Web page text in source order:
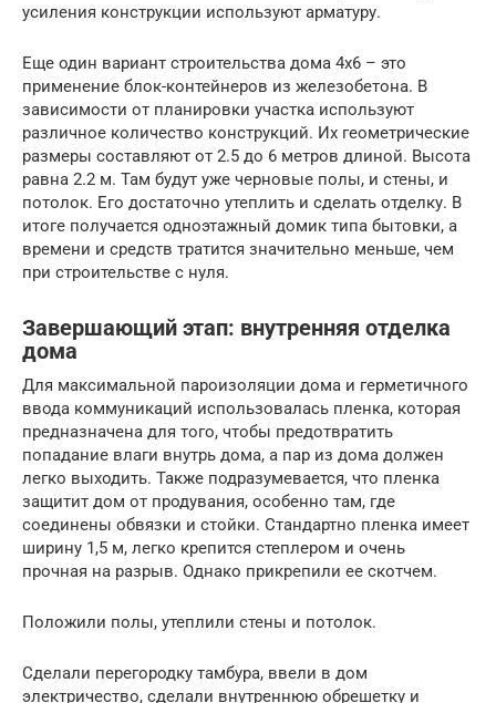
усиления конструкции используют арматуру.
Еще один вариант строительства дома 4х6 – это
применение блок-контейнеров из железобетона. В
зависимости от планировки участка используют
различное количество конструкций. Их геометрические
размеры составляют от 2.5 до 6 метров длиной. Высота
равна 2.2 м. Там будут уже черновые полы, и стены, и
потолок. Его достаточно утеплить и сделать отделку. В
итоге получается одноэтажный домик типа бытовки, а
времени и средств тратится значительно меньше, чем
при строительстве с нуля.
Завершающий этап: внутренняя отделка
дома
Для максимальной пароизоляции дома и герметичного
ввода коммуникаций использовалась пленка, которая
предназначена для того, чтобы предотвратить
попадание влаги внутрь дома, а пар из дома должен
легко выходить. Также подразумевается, что пленка
защитит дом от продувания, особенно там, где
соединены обвязки и стойки. Стандартно пленка имеет
ширину 1,5 м, легко крепится степлером и очень
прочная на разрыв. Однако прикрепили ее скотчем.
Положили полы, утеплили стены и потолок.
Сделали перегородку тамбура, ввели в дом
электричество, сделали внутреннюю обрешетку и